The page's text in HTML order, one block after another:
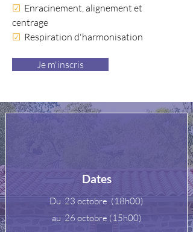
☑ Enracinement, alignement et
centrage
☑ Respiration d'harmonisation
Je m'inscris
Dates
Du 23 octobre (18h00)
au 26 octobre (15h00)​​